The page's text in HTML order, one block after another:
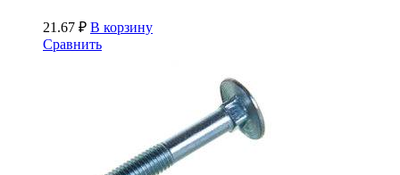
21.67 ₽ В корзину
Сравнить